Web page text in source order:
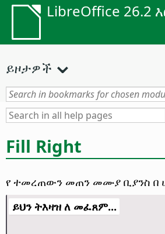
LibreOffice 26.2
ይዞታዎች
Fill Right
የ ተመረጠውን መጠን መሙያ ቢያንስ በ
ይህን ትእዛዝ ለ መፈጸም...